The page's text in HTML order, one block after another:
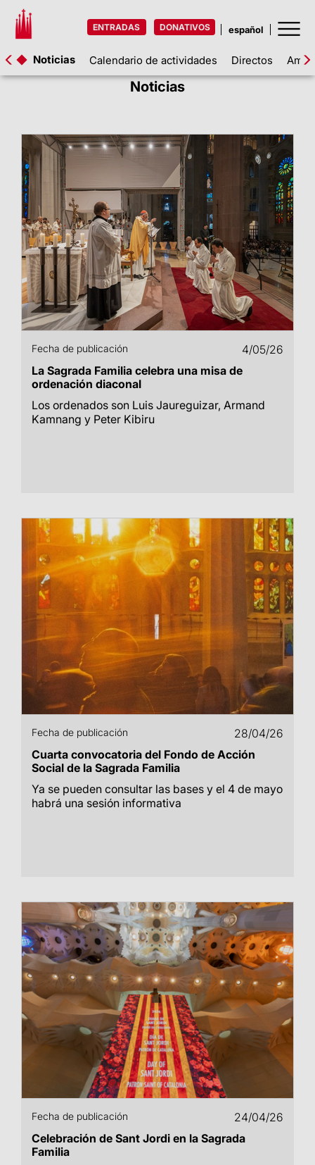
ENTRADAS DONATIVOS
Noticias Calendario de actividades Directos
Noticias
Fecha de publicación
4/05/26
La Sagrada Familia celebra una misa de
ordenación diaconal
Los ordenados son Luis Jaureguizar, Armand
Kamnang y Peter Kibiru
Fecha de publicación
28/04/26
Cuarta convocatoria del Fondo de Acción
Social de la Sagrada Familia
Ya se pueden consultar las bases y el 4 de mayo
habrá una sesión informativa
Fecha de publicación
24/04/26
Celebración de Sant Jordi en la Sagrada
Familia